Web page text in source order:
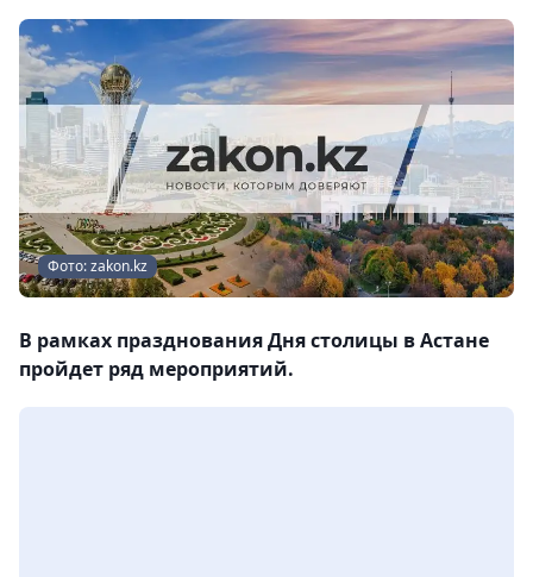
Фото: zakon.kz
В рамках празднования Дня столицы в Астане
пройдет ряд мероприятий.